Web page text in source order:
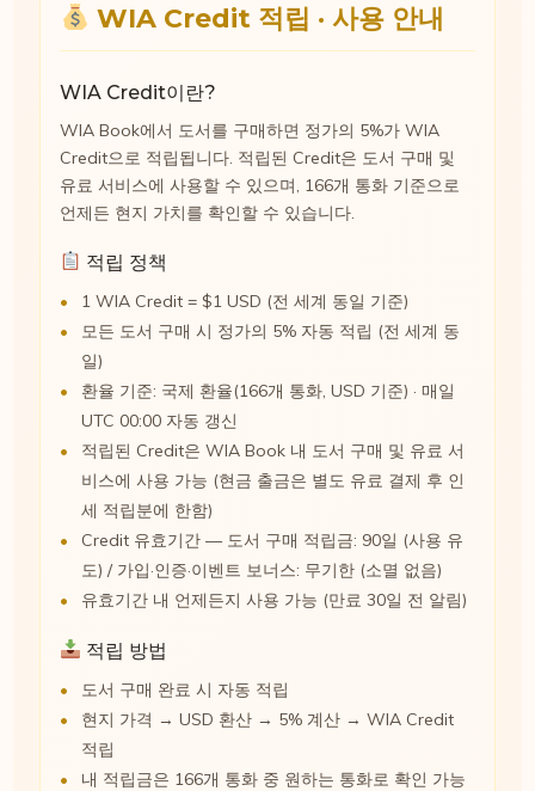
WIA Credit 적립 · 사용 안내
WIA Credit이란?
WIA Book에서 도서를 구매하면 정가의 5%가 WIA
Credit으로 적립됩니다. 적립된 Credit은 도서 구매 및
유료 서비스에 사용할 수 있으며, 166개 통화 기준으로
언제든 현지 가치를 확인할 수 있습니다.
적립 정책
1 WIA Credit = $1 USD (전 세계 동일 기준)
모든 도서 구매 시 정가의 5% 자동 적립 (전 세계 동
일)
환율 기준: 국제 환율(166개 통화, USD 기준) · 매일
UTC 00:00 자동 갱신
적립된 Credit은 WIA Book 내 도서 구매 및 유료 서
비스에 사용 가능 (현금 출금은 별도 유료 결제 후 인
세 적립분에 한함)
Credit 유효기간 — 도서 구매 적립금: 90일 (사용 유
도) / 가입·인증·이벤트 보너스: 무기한 (소멸 없음)
유효기간 내 언제든지 사용 가능 (만료 30일 전 알림)
적립 방법
도서 구매 완료 시 자동 적립
현지 가격 → USD 환산 → 5% 계산 → WIA Credit
적립
내 적립금은 166개 통화 중 원하는 통화로 확인 가능